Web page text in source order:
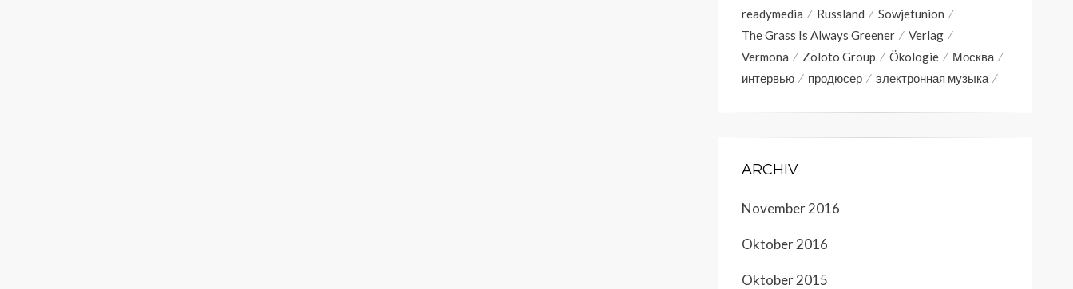
readymedia
Russland
Sowjetunion
The Grass Is Always Greener
Verlag
Vermona
Zoloto Group Ökologie
Москва
интервью
продюсер электронная музыка
ARCHIV
November 2016
Oktober 2016
Oktober 2015